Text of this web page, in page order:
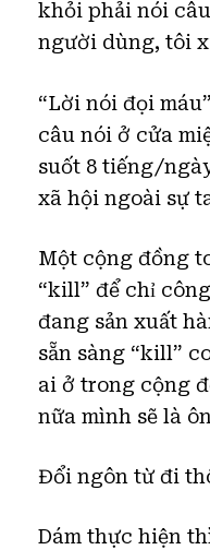
khỏi phải nói
người dùng, tôi
“Lời nói đọi
câu nói ở cửa
suốt 8 tiếng/
xã hội ngoài sự
Một cộng đồng
“kill” để chỉ
đang sản xuất
sẵn sàng “kill”
ai ở trong cộng
nữa mình sẽ là
Đổi ngôn từ đi
Dám thực hiện